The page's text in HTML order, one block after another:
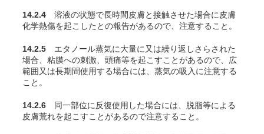
14.2.4 溶液の状態で長時間皮膚と接触させた場合に皮膚
化学熱傷を起こしたとの報告があるので、注意すること。
14.2.5 エタノール蒸気に大量に又は繰り返しさらされた
場合、粘膜への刺激、頭痛等を起こすことがあるので、広
範囲又は長期間使用する場合には、蒸気の吸入に注意する
こと。
14.2.6 同一部位に反復使用した場合には、脱脂等による
皮膚荒れを起こすことがあるので注意すること。